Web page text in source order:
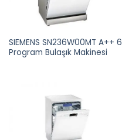
SIEMENS SN236W00MT A++ 6
Program Bulaşık Makinesi